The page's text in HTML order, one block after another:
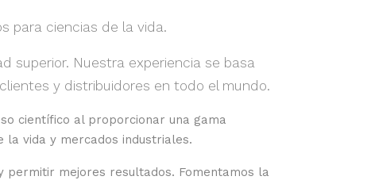
para ciencias de la vida.
superior. Nuestra experiencia se basa
y distribuidores en todo el mundo.
científico al proporcionar una gama
la vida y mercados industriales.
permitir mejores resultados. Fomentamos la